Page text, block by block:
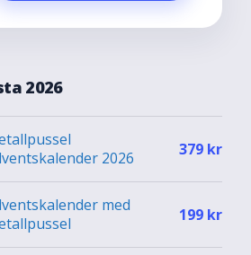
2026
2026
379 kr
med
199 kr